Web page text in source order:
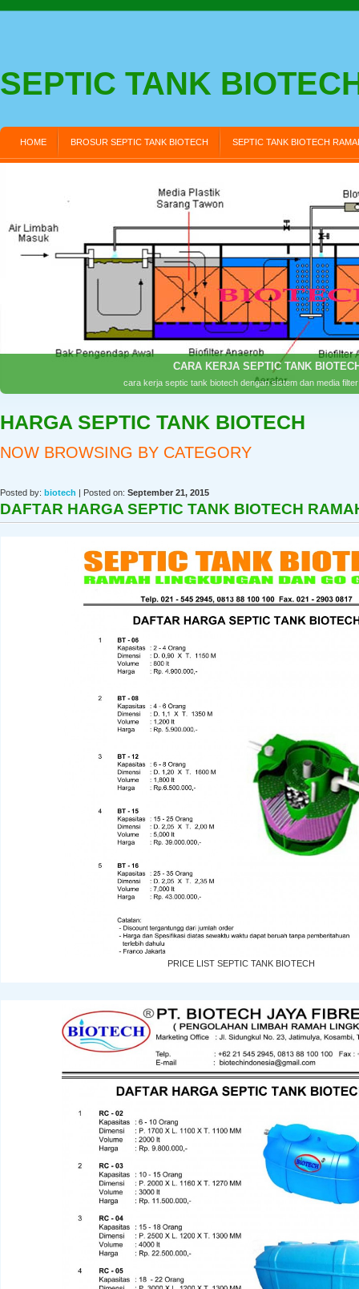
SEPTIC TANK
HOME BROSUR SEPTIC TANK BIOTECH SEPTIC TANK BIOTECH
CARA KERJA SEPTIC TANK
cara kerja septic tank biotech dengan sistem dan media
HARGA SEPTIC TANK BIOTECH
NOW BROWSING BY CATEGORY
Posted by: biotech | Posted on: September 21, 2015
DAFTAR HARGA SEPTIC TANK BIOTECH
PRICE LIST SEPTIC TANK BIOTECH